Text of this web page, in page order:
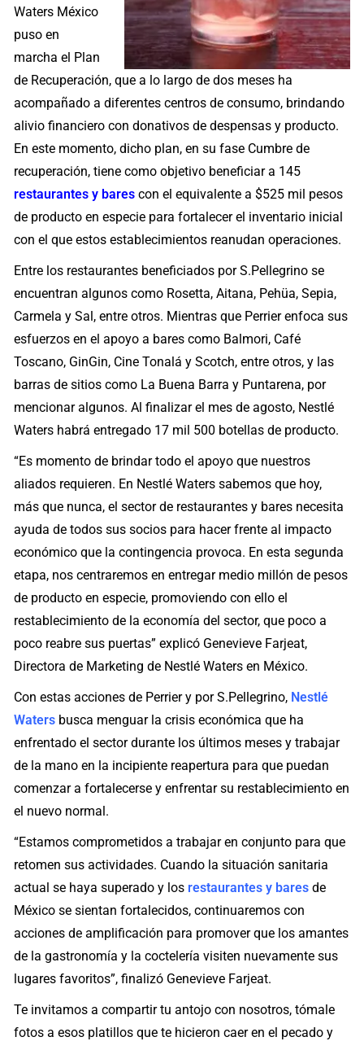
Waters México
puso en
marcha el Plan
de Recuperación, que a lo largo de dos meses ha
acompañado a diferentes centros de consumo, brindando
alivio financiero con donativos de despensas y producto.
En este momento, dicho plan, en su fase Cumbre de
recuperación, tiene como objetivo beneficiar a 145
restaurantes y bares con el equivalente a $525 mil pesos
de producto en especie para fortalecer el inventario inicial
con el que estos establecimientos reanudan operaciones.
Entre los restaurantes beneficiados por S.Pellegrino se
encuentran algunos como Rosetta, Aitana, Pehüa, Sepia,
Carmela y Sal, entre otros. Mientras que Perrier enfoca sus
esfuerzos en el apoyo a bares como Balmori, Café
Toscano, GinGin, Cine Tonalá y Scotch, entre otros, y las
barras de sitios como La Buena Barra y Puntarena, por
mencionar algunos. Al finalizar el mes de agosto, Nestlé
Waters habrá entregado 17 mil 500 botellas de producto.
“Es momento de brindar todo el apoyo que nuestros
aliados requieren. En Nestlé Waters sabemos que hoy,
más que nunca, el sector de restaurantes y bares necesita
ayuda de todos sus socios para hacer frente al impacto
económico que la contingencia provoca. En esta segunda
etapa, nos centraremos en entregar medio millón de pesos
de producto en especie, promoviendo con ello el
restablecimiento de la economía del sector, que poco a
poco reabre sus puertas” explicó Genevieve Farjeat,
Directora de Marketing de Nestlé Waters en México.
Con estas acciones de Perrier y por S.Pellegrino, Nestlé
Waters busca menguar la crisis económica que ha
enfrentado el sector durante los últimos meses y trabajar
de la mano en la incipiente reapertura para que puedan
comenzar a fortalecerse y enfrentar su restablecimiento en
el nuevo normal.
“Estamos comprometidos a trabajar en conjunto para que
retomen sus actividades. Cuando la situación sanitaria
actual se haya superado y los restaurantes y bares de
México se sientan fortalecidos, continuaremos con
acciones de amplificación para promover que los amantes
de la gastronomía y la coctelería visiten nuevamente sus
lugares favoritos”, finalizó Genevieve Farjeat.
Te invitamos a compartir tu antojo con nosotros, tómale
fotos a esos platillos que te hicieron caer en el pecado y